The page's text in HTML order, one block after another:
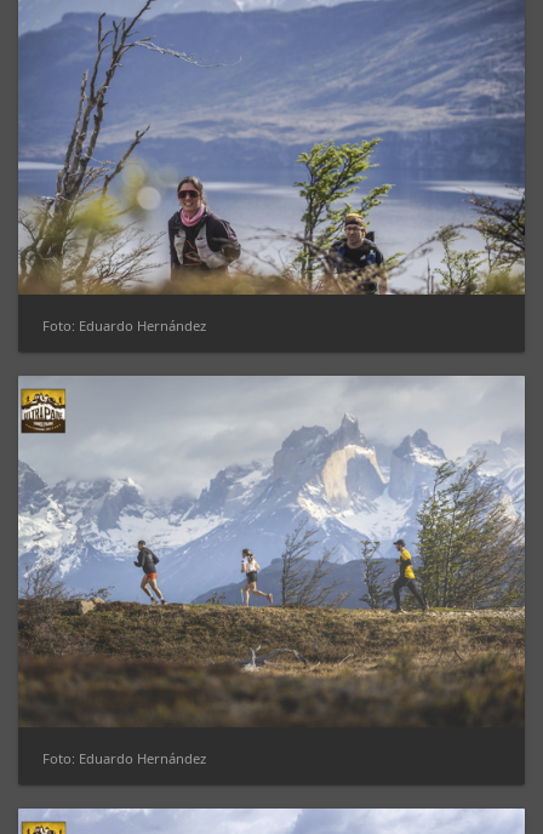
Foto: Eduardo Hernández
Foto: Eduardo Hernández